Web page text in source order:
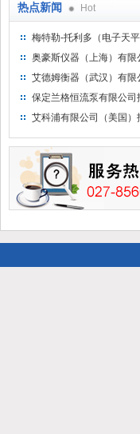
热点新闻 Hot
梅特勒-托利多（电子天
单
奥豪斯仪器（上海）有限
价单
艾德姆衡器（武汉）有限
价单
保定兰格恒流泵有限公司
艾科浦有限公司（美国）